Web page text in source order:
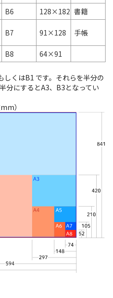
B6 128×182 書籍
B7 91×128 手帳
B8 64×91
くはB1 です。それらを半分の
分にするとA3、B3となってい
）